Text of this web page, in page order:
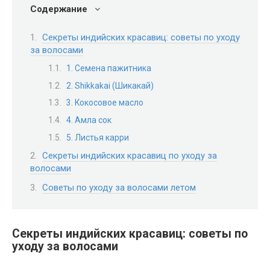
Содержание
Секреты индийских красавиц: советы по уходу
за волосами
1. Семена пажитника
2. Shikkakai (Шикакай)
3. Кокосовое масло
4. Амла сок
5. Листья карри
Секреты индийских красавиц по уходу за
волосами
Советы по уходу за волосами летом
Секреты индийских красавиц: советы по
уходу за волосами